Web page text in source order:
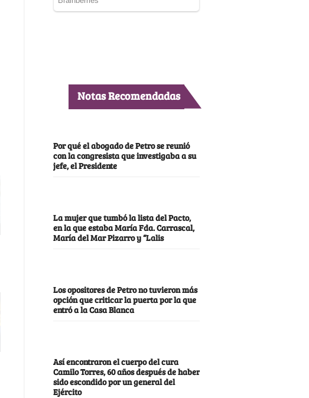
Notas Recomendadas
Por qué el abogado de Petro se reunió
con la congresista que investigaba a su
jefe, el Presidente
La mujer que tumbó la lista del Pacto,
en la que estaba María Fda. Carrascal,
María del Mar Pizarro y “Lalis
Los opositores de Petro no tuvieron más
opción que criticar la puerta por la que
entró a la Casa Blanca
Así encontraron el cuerpo del cura
Camilo Torres, 60 años después de haber
sido escondido por un general del
Ejército